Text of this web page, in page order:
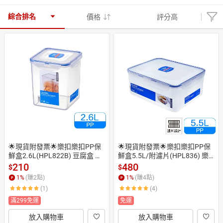
居家生活 3C家電 親子玩具
女裝 男裝
日本購物 電子/紙本書
綜合排名 價格 評分高
🌟現貨附發票🌟樂扣樂扣PP保
鮮盒2.6L(HPL822B) 豆腐盒 穀
物盒 沙拉盒 餅乾盒 奶粉盒 麵粉
盒 儲豆盒 飼料盒 樂扣保鮮盒 2.
6L 樂扣餅乾盒 穀物保鮮盒 飼料
保鮮盒 儲糧盒 飼料儲存盒 另售
HPL822D HPL822R 麵粉保鮮
盒 奶粉防潮盒 奶粉保鮮盒 雜糧
$210
1 % (賺2點)
(1)
滿299免運
放入購物車
🌟現貨附發票🌟樂扣樂扣PP保
鮮盒5.5L/附濾片(HPL836) 樂
扣保鮮盒 置物盒 樂扣沙拉盒 麵
包盒 飼料盒 飼料保鮮盒 穀物保
鮮盒 穀物盒 麵粉盒 麵粉保鮮盒
口罩盒 蛋糕盒 蛋糕保鮮盒 米桶
米箱 儲糧盒 雜糧盒 儲豆盒 收納
盒 餅乾盒 蛋糕盒 蛋糕保鮮盒 土
司盒 樂扣吐司盒 吐司保鮮盒 吐
$480
1 % (賺4點)
(4)
免運
放入購物車